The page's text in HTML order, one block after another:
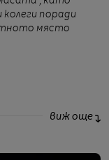
поради
място
виж още